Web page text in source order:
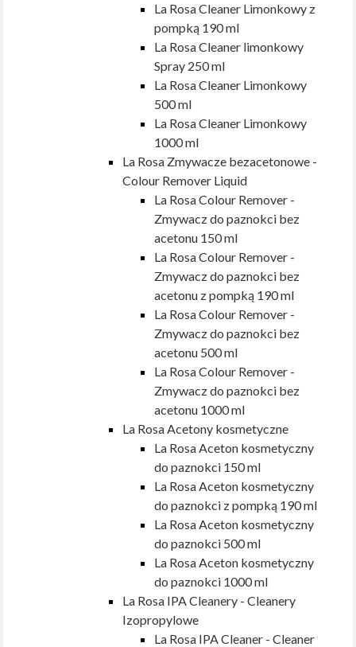
La Rosa Cleaner Limonkowy z
pompką 190 ml
La Rosa Cleaner limonkowy
Spray 250 ml
La Rosa Cleaner Limonkowy
500 ml
La Rosa Cleaner Limonkowy
1000 ml
La Rosa Zmywacze bezacetonowe -
Colour Remover Liquid
La Rosa Colour Remover -
Zmywacz do paznokci bez
acetonu 150 ml
La Rosa Colour Remover -
Zmywacz do paznokci bez
acetonu z pompką 190 ml
La Rosa Colour Remover -
Zmywacz do paznokci bez
acetonu 500 ml
La Rosa Colour Remover -
Zmywacz do paznokci bez
acetonu 1000 ml
La Rosa Acetony kosmetyczne
La Rosa Aceton kosmetyczny
do paznokci 150 ml
La Rosa Aceton kosmetyczny
do paznokci z pompką 190 ml
La Rosa Aceton kosmetyczny
do paznokci 500 ml
La Rosa Aceton kosmetyczny
do paznokci 1000 ml
La Rosa IPA Cleanery - Cleanery
Izopropylowe
La Rosa IPA Cleaner - Cleaner